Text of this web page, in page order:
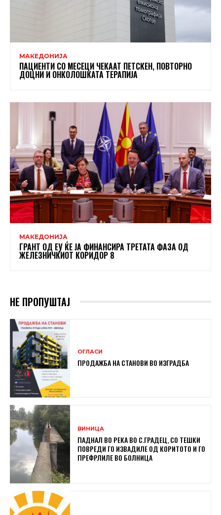
МАКЕДОНИЈА
ПАЦИЕНТИ СО МЕСЕЦИ ЧЕКААТ ПЕТСКЕН, ПОВТОРНО
ДОЦНИ И ОНКОЛОШКАТА ТЕРАПИЈА
МАКЕДОНИЈА
ГРАНТ ОД ЕУ ЌЕ ЈА ФИНАНСИРА ТРЕТАТА ФАЗА ОД
ЖЕЛЕЗНИЧКИОТ КОРИДОР 8
НЕ ПРОПУШТАЈ
ОГЛАСИ
ПРОДАЖБА НА СТАНОВИ ВО ИЗГРАДБА
ВИНИЦА
ПАДНАЛ ВО РЕКА ВО С.ГРАДЕЦ, СО ТЕШКИ
ПОВРЕДИ ГО ИЗВАДИЛЕ ОД КОРИТОТО И ГО
ПРЕФРЛИЛЕ ВО БОЛНИЦА